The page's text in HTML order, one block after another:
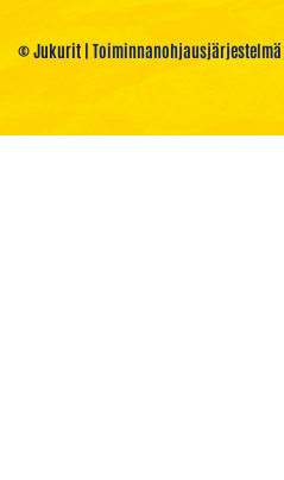
© Jukurit | Toiminnanohjausjärjestelmä